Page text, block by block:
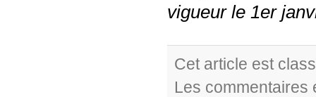
vigueur le 1er
Cet article est
Les commentaires